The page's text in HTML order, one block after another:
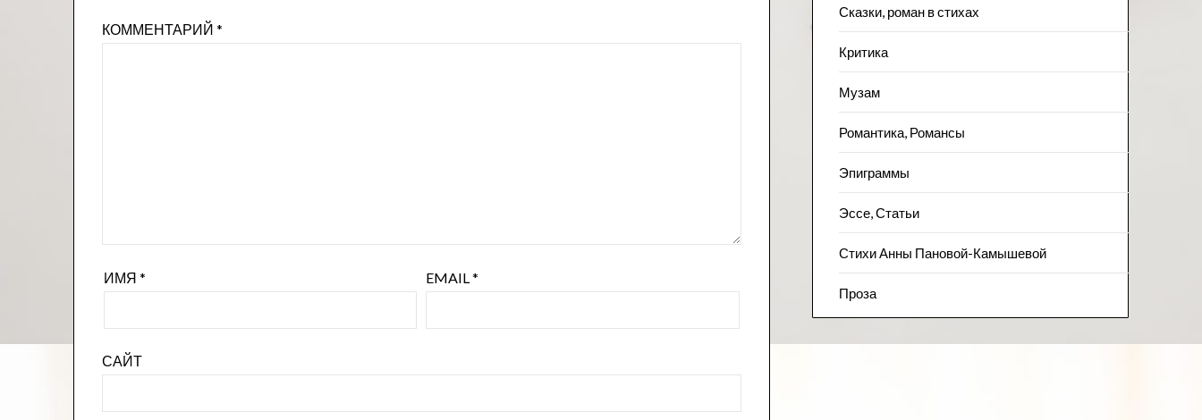
КОММЕНТАРИЙ*
ИМЯ* EMAIL*
САЙТ
Сказки, роман в стихах
Критика
Музам
Романтика, Романсы
Эпиграммы
Эссе, Статьи
Стихи Анны Пановой-Камышевой
Проза